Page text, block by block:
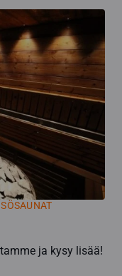
ja kysy lisää!